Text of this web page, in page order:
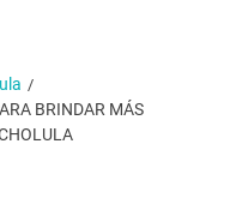
BRINDAR MÁS